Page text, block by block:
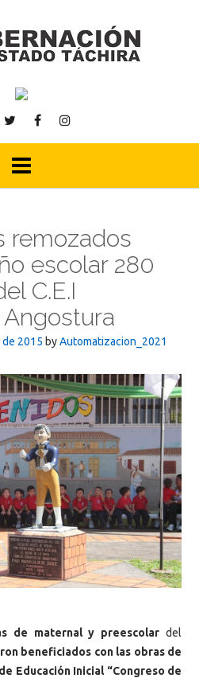
remozados
escolar 280
C.E.I
2015 byAutomatizacion_2021
de maternal y preescolar del
beneficiados con las obras de
Educación Inicial “Congreso de